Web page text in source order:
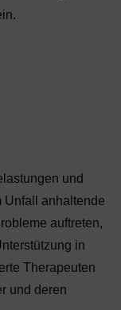
und
Unfall anhaltende
auftreten,
in
Therapeuten
und deren